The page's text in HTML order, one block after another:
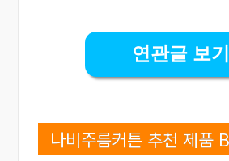
연관글 보기
나비주름커튼 추천 제품